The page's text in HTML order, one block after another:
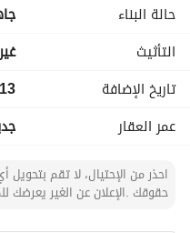
- دورة مياه رجال
- دورة مياه نساء
- مغاسل رجال
- مغاسل نساء
الدور الأول:
- غرفتين نوم، كل غرفة
- مطبخ رئيسي كبير
حالة البناء
التأثيث
تاريخ الإضافة
13 مايو 2025
عمر العقار
احذر من الإحتيال، لا تقم بتحويل
حقوقك .الإعلان عن الغير يعرضك